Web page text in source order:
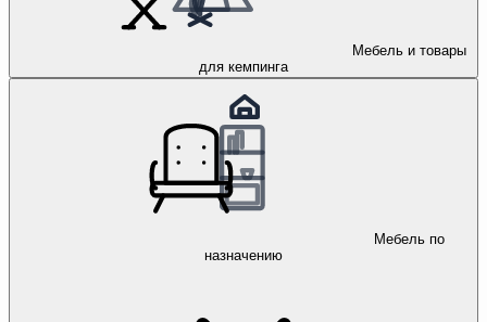
Мебель и товары
для кемпинга
Мебель по
назначению